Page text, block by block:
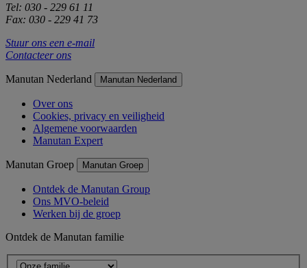
Tel: 030 - 229 61 11
Fax: 030 - 229 41 73
Stuur ons een e-mail
Contacteer ons
Manutan Nederland Manutan Nederland
Over ons
Cookies, privacy en veiligheid
Algemene voorwaarden
Manutan Expert
Manutan Groep Manutan Groep
Ontdek de Manutan Group
Ons MVO-beleid
Werken bij de groep
Ontdek de Manutan familie